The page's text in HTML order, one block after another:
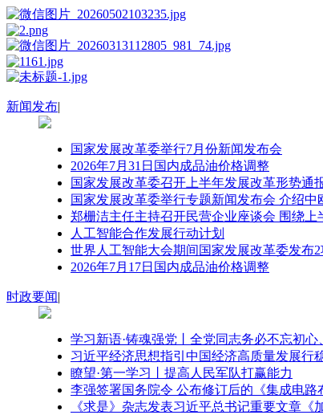
新闻发布|
国家发展改革委举行7月份新闻发布会
2026年7月31日国内成品油价格调整
国家发展改革委召开上半年发展改革形势通
国家发展改革委举行专题新闻发布会 介绍
郑栅洁主任主持召开民营企业座谈会 围绕
人工智能合作发展行动计划
世界人工智能大会期间国家发展改革委发布
2026年7月17日国内成品油价格调整
时政要闻|
学习新语·铸魂强党丨全党同志务必不忘初心
习近平经济思想指引中国经济高质量发展行
瞭望·第一学习丨提高人民军队打赢能力
李强签署国务院令 公布修订后的《集成电路
《求是》杂志发表习近平总书记重要文章《